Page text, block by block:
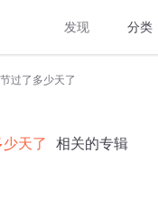
发现 分类
过了多少天了
天了 相关的专辑